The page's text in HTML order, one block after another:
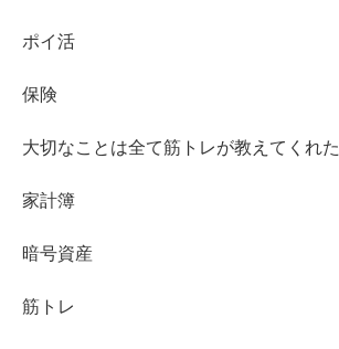
ポイ活
保険
大切なことは全て筋トレが教えてくれた
家計簿
暗号資産
筋トレ